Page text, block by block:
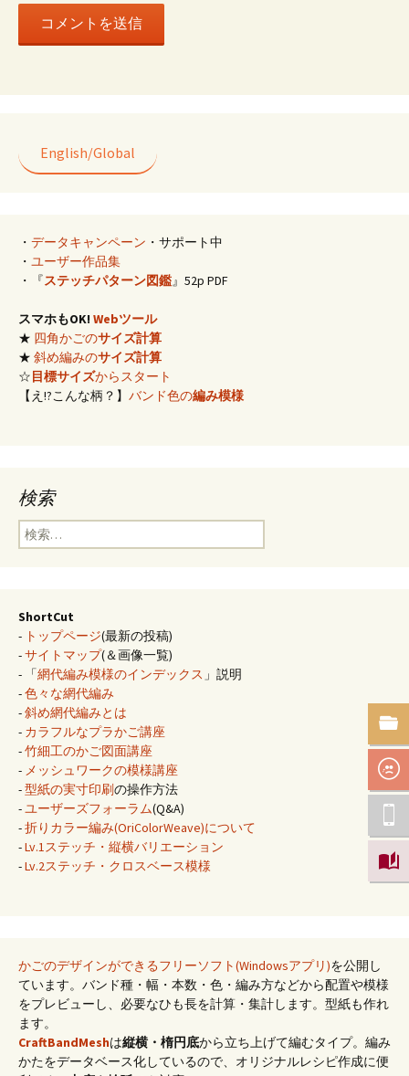
English/Global
・ データキャンペーン ・サポート中
・ ユーザー作品集
・『ステッチパターン図鑑』52p PDF
スマホもOK! Webツール
★ 四角かごのサイズ計算
★ 斜め編みのサイズ計算
☆目標サイズからスタート
【え!?こんな柄？】 バンド色の編み模様
検索
検
索:
ShortCut
- トップページ(最新の投稿)
-サイトマップ(＆画像一覧)
- 「網代編み模様のインデックス 」説明
-色々な網代編み
-斜め網代編みとは
- カラフルなプラかご講座
-竹細工のかご図面講座
- メッシュワークの模様講座
-型紙の実寸印刷の操作方法
-ユーザーズフォーラム(Q&A)
-折りカラー編み(OriColorWeave)について
-Lv.1ステッチ・縦横バリエーション
-Lv.2ステッチ・クロスベース模様
かごのデザインができるフリーソフト(Windowsアプリ)を公開し
ています。バンド種・幅・本数・色・編み方などから配置や模様
をプレビューし、必要なひも長を計算・集計します。型紙も作れ
ます。
CraftBandMeshは縦横・楕円底から立ち上げて編むタイプ。編み
かたをデータベース化しているので、オリジナルレシピ作成に便